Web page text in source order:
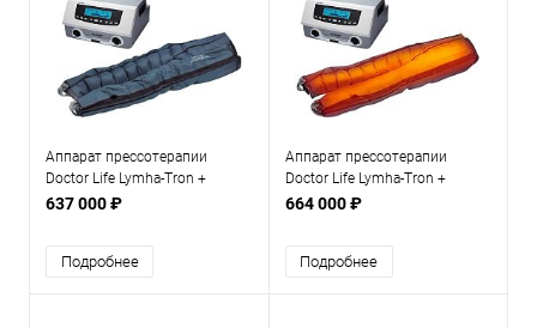
Аппарат прессотерапии
Doctor Life Lymha-Tron +
комбинезон
637 000 ₽
Подробнее
Аппарат прессотерапии
Doctor Life Lymha-Tron +
комбинезон + инфракрасный
664 000 ₽
Подробнее